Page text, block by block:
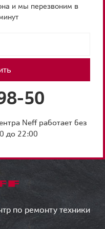
и мы перезвоним в
50
Neff работает без
до 22:00
по ремонту техники